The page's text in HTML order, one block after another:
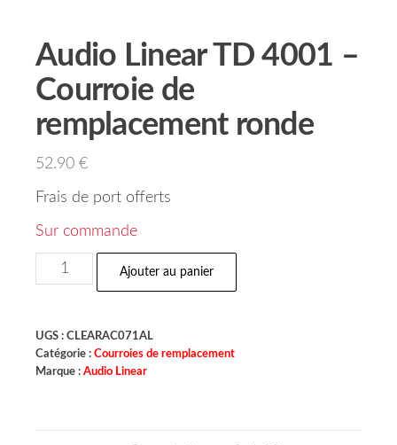
Audio Linear TD 4001 –
Courroie de
remplacement ronde
52.90 €
Frais de port offerts
Sur commande
Ajouter au panier
UGS : CLEARAC071AL
Catégorie : Courroies de remplacement
Marque : Audio Linear